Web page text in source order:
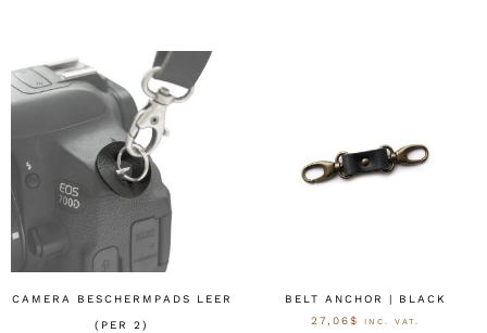
CAMERA BESCHERMPADS LEER
(PER 2)
BELT ANCHOR | BLACK
27,06$ INC. VAT.